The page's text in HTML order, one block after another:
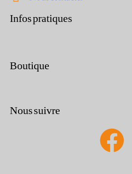
Infos pratiques
Boutique
Nous suivre